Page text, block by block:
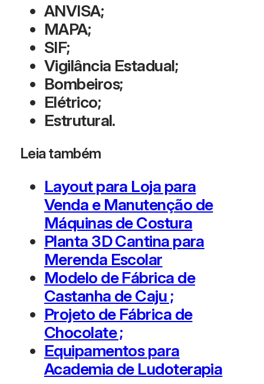
ANVISA;
MAPA;
SIF;
Vigilância Estadual;
Bombeiros;
Elétrico;
Estrutural.
Leia também
Layout para Loja para
Venda e Manutenção de
Máquinas de Costura
Planta 3D Cantina para
Merenda Escolar
Modelo de Fábrica de
Castanha de Caju ;
Projeto de Fábrica de
Chocolate ;
Equipamentos para
Academia de Ludoterapia